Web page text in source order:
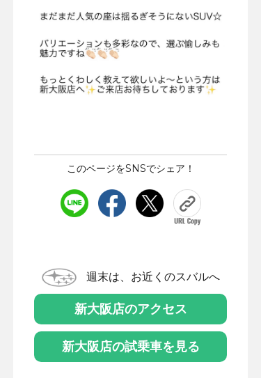
このページをSNSでシェア！
週末は、お近くのスバルへ
新大阪店のアクセス
新大阪店の試乗車を見る